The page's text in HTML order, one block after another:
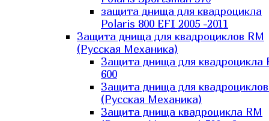
защита днища для квадроцикла
Polaris 800 EFI 2005 -2011
Защита днища для квадроциклов RM
(Русская Механика)
Защита днища для квадроцикла
600
Защита днища для
(Русская Механика)
Защита днища квадроцикла RM